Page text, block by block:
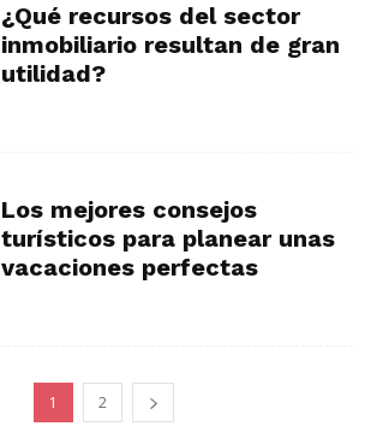
¿Qué recursos del sector
inmobiliario resultan de gran
utilidad?
Los mejores consejos
turísticos para planear unas
vacaciones perfectas
1 2